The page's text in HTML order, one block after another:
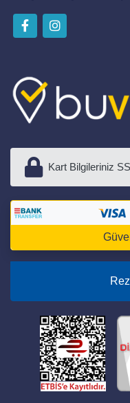
Kart Bilgileriniz